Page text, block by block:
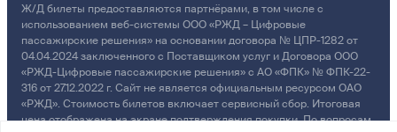
Ж/Д билеты предоставляются партнёрами, в том числе с
использованием веб-системы ООО «РЖД – Цифровые
пассажирские решения» на основании договора № ЦПР-1282 от
04.04.2024 заключенного с Поставщиком услуг и Договора ООО
«РЖД-Цифровые пассажирские решения» с АО «ФПК» № ФПК-22-
316 от 27.12.2022 г. Сайт не является официальным ресурсом ОАО
«РЖД». Стоимость билетов включает сервисный сбор. Итоговая
цена отображена на экране подтверждения покупки. По вопросам